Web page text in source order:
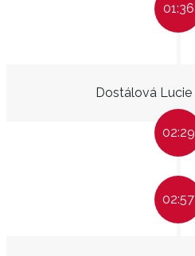
01:36
Dostálová Lucie
02:29
02:57